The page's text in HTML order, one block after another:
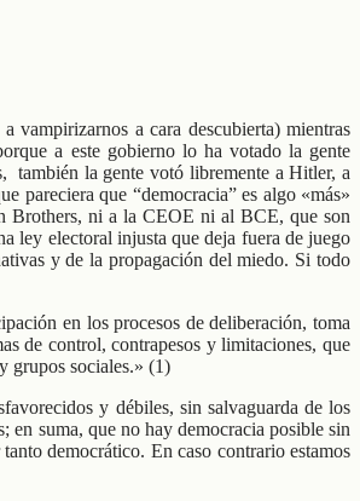
vampirizarnos a cara descubierta) mientras
a este gobierno lo ha votado la gente
también la gente votó libremente a Hitler, a
pareciera que “democracia” es algo «más»
Brothers, ni a la CEOE ni al BCE, que son
ley electoral injusta que deja fuera de juego
y de la propagación del miedo. Si todo
en los procesos de deliberación, toma
de control, contrapesos y limitaciones, que
grupos sociales.» (1)
y débiles, sin salvaguarda de los
en suma, que no hay democracia posible sin
democrático. En caso contrario estamos